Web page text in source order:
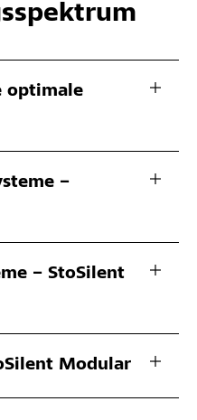
optimale
–
– StoSilent
Modular